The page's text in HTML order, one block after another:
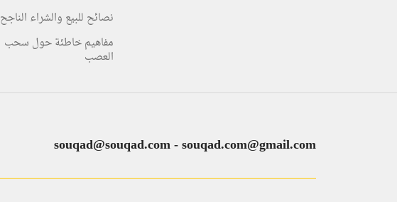
نصائح للبيع والشراء الناجح
مفاهيم خاطئة حول سحب
العصب
souqad@souqad.com-souqad.com@gmail.com